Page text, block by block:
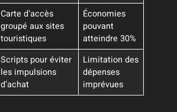
Carte d’accès
groupé aux sites
touristiques
Économies
pouvant
atteindre 30%
Scripts pour éviter
les impulsions
d’achat
Limitation des
dépenses
imprévues